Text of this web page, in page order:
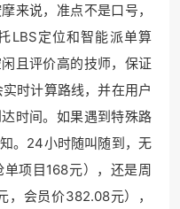
来说，准点不是口号，
LBS定位和智能派单算
且评价高的技师，保证
时计算路线，并在用户
时间。如果遇到特殊路
。24小时随叫随到，无
项目168元），还是周
，会员价382.08元），